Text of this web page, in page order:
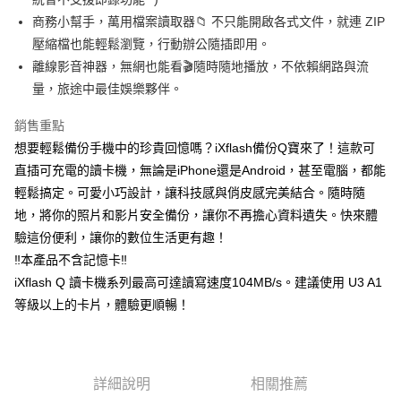
台新國際商業銀行
中國信託商業銀行
台灣樂天信用卡公司
全盈+PAY
運送方式
全家取貨付款
免運費
7-11取貨付款
免運費
宅配
免運費
商務小幫手，萬用檔案讀取器📁 不只能開啟各式文件，就連 ZIP
壓縮檔也能輕鬆瀏覽，行動辦公隨插即用。
離線影音神器，無網也能看🎬隨時隨地播放，不依賴網路與流
量，旅途中最佳娛樂夥伴。
銷售重點
想要輕鬆備份手機中的珍貴回憶嗎？iXflash備份Q寶來了！這款可
直插可充電的讀卡機，無論是iPhone還是Android，甚至電腦，都能
輕鬆搞定。可愛小巧設計，讓科技感與俏皮感完美結合。隨時隨
地，將你的照片和影片安全備份，讓你不再擔心資料遺失。快來體
驗這份便利，讓你的數位生活更有趣！
‼️本產品不含記憶卡‼️
iXflash Q 讀卡機系列最高可達讀寫速度104MB/s。建議使用 U3 A1
等級以上的卡片，體驗更順暢！
詳細說明 相關推薦